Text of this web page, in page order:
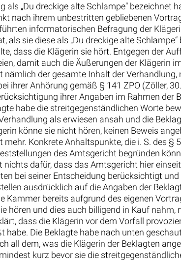
„Du dreckige alte Schlampe“ bezeichnet
nach ihrem unbestritten gebliebenen
informatorischen Befragung der
sie diese als „Du dreckige alte
dass die Klägerin sie hört. Entgegen der
damit auch die Äußerungen der Klägerin
der gesamte Inhalt der
ihrer Anhörung gemäß § 141 ZPO (Zöller,
ihrer Angaben im Rahmen der
habe die streitgegenständlichen Worte
als erwiesen ansah und die
könne sie nicht hören, keinen Beweis
Konkrete Anhaltspunkte, die i. S. des §
des Amtsgericht begründen
dafür, dass das Amtsgericht hier
bei seiner Entscheidung berücksichtigt
ausdrücklich auf die Angaben der
bereits aufgrund des eigenen
hören und dies auch billigend in Kauf
dass die Klägerin vor dem Vorfall
Die Beklagte habe nach unten
all dem, was die Klägerin der Beklagten
kurz bevor sie die